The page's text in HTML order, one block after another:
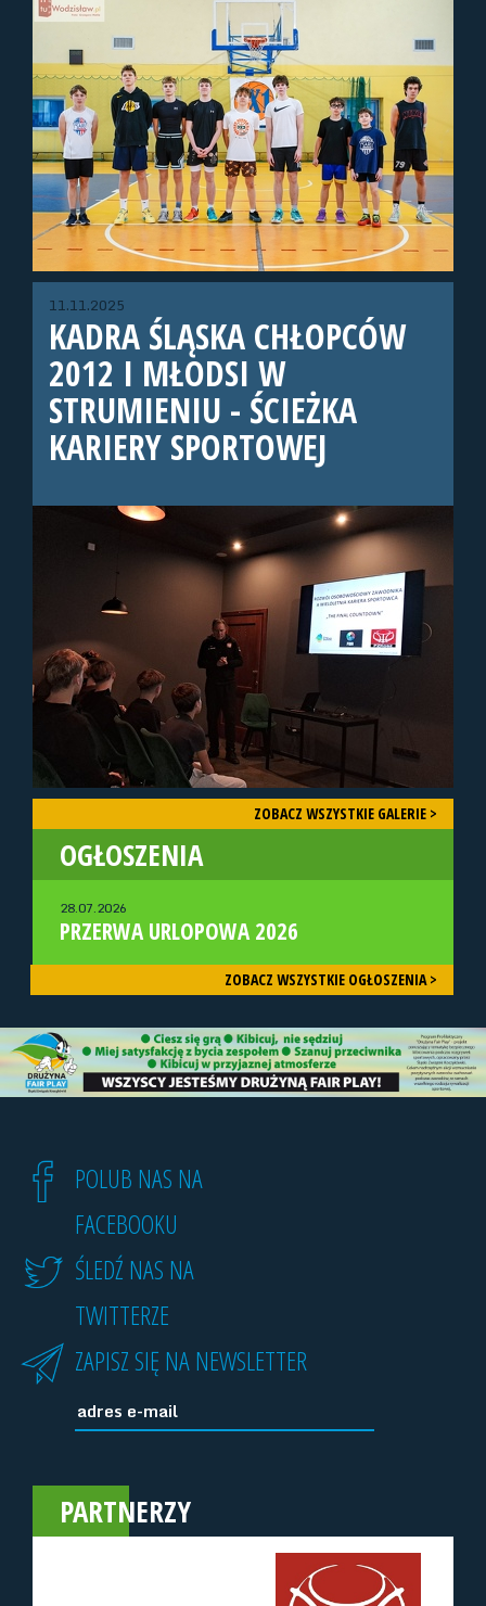
11.11.2025
KADRA ŚLĄSKA CHŁOPCÓW
2012 I MŁODSI W
STRUMIENIU - ŚCIEŻKA
KARIERY SPORTOWEJ
ZOBACZ WSZYSTKIE GALERIE >
OGŁOSZENIA
28.07.2026
PRZERWA URLOPOWA 2026
ZOBACZ WSZYSTKIE OGŁOSZENIA >
POLUB NAS NA
FACEBOOKU
ŚLEDŹ NAS NA
TWITTERZE
ZAPISZ SIĘ NA NEWSLETTER
PARTNERZY